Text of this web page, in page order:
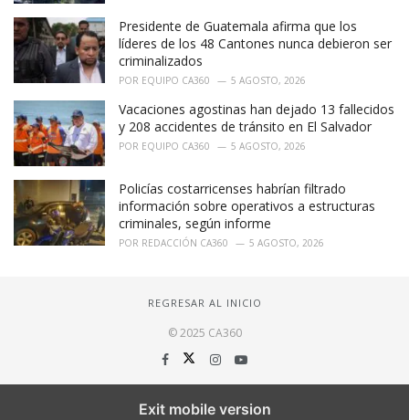
Presidente de Guatemala afirma que los
líderes de los 48 Cantones nunca debieron ser
criminalizados
POR EQUIPO CA360 5 AGOSTO, 2026
Vacaciones agostinas han dejado 13 fallecidos
y 208 accidentes de tránsito en El Salvador
POR EQUIPO CA360 5 AGOSTO, 2026
Policías costarricenses habrían filtrado
información sobre operativos a estructuras
criminales, según informe
POR REDACCIÓN CA360 5 AGOSTO, 2026
REGRESAR AL INICIO
© 2025 CA360
Exit mobile version